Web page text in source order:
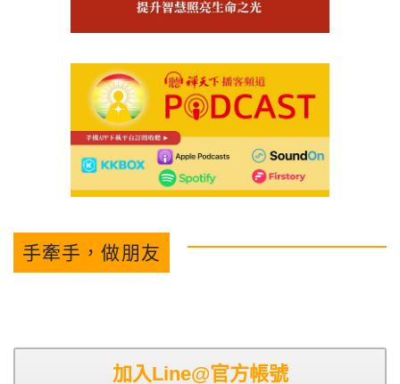
手牽手，做朋友
加入Line@官方帳號